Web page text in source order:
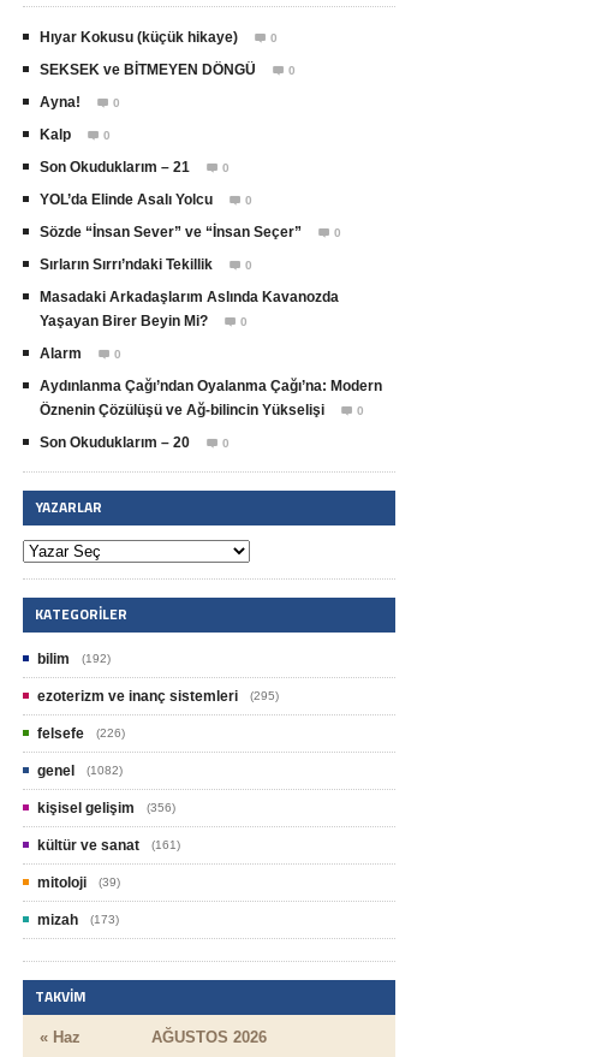
Hıyar Kokusu (küçük hikaye)  0
SEKSEK ve BİTMEYEN DÖNGÜ  0
Ayna!  0
Kalp  0
Son Okuduklarım – 21  0
YOL’da Elinde Asalı Yolcu  0
Sözde “İnsan Sever” ve “İnsan Seçer”  0
Sırların Sırrı’ndaki Tekillik  0
Masadaki Arkadaşlarım Aslında Kavanozda
Yaşayan Birer Beyin Mi?
 0
Alarm  0
Aydınlanma Çağı’ndan Oyalanma Çağı’na: Modern
Öznenin Çözülüşü ve Ağ-bilincin Yükselişi
 0
Son Okuduklarım – 20  0
YAZARLAR
KATEGORILER
bilim (192)
ezoterizm ve inanç sistemleri (295)
felsefe (226)
genel (1082)
kişisel gelişim (356)
kültür ve sanat (161)
mitoloji (39)
mizah (173)
TAKVIM
AĞUSTOS 2026
« Haz